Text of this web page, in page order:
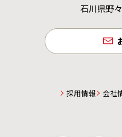
石川県野
採用情報 会社